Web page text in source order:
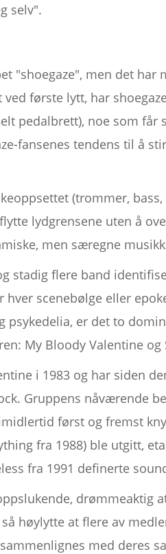
selv".
"shoegaze", men det har
ved første lytt, har
pedalbrett), noe som får
fansenes tendens til å
(trommer,
lydgrensene uten å
men særegne
stadig flere band
scenebølge eller
er det to
My Bloody Valentine og
i 1983 og har siden
Gruppens nåværende
først og fremst
fra 1988) ble utgitt,
fra 1991 definerte
drømmeaktig
høylytte at flere av
med deres